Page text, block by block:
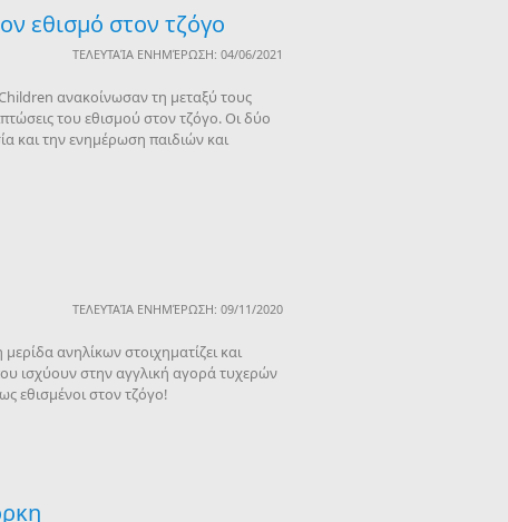
εθισμό στον τζόγο
ΤΕΛΕΥΤΑΊΑ ΕΝΗΜΈΡΩΣΗ: 04/06/2021
ανακοίνωσαν τη μεταξύ τους
του εθισμού στον τζόγο. Οι δύο
και την ενημέρωση παιδιών και
ΤΕΛΕΥΤΑΊΑ ΕΝΗΜΈΡΩΣΗ: 09/11/2020
ανηλίκων στοιχηματίζει και
ισχύουν στην αγγλική αγορά τυχερών
εθισμένοι στον τζόγο!